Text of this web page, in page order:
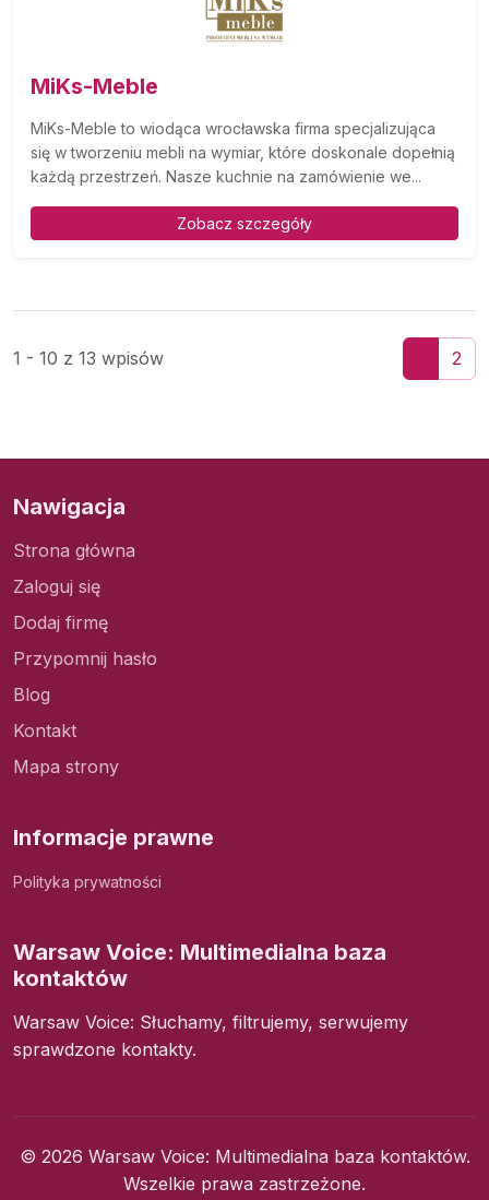
MiKs-Meble
MiKs-Meble to wiodąca wrocławska firma specjalizująca
się w tworzeniu mebli na wymiar, które doskonale dopełnią
każdą przestrzeń. Nasze kuchnie na zamówienie we...
Zobacz szczegóły
1 - 10 z 13 wpisów 2
Nawigacja
Strona główna
Zaloguj się
Dodaj firmę
Przypomnij hasło
Blog
Kontakt
Mapa strony
Informacje prawne
Polityka prywatności
Warsaw Voice: Multimedialna baza
kontaktów
Warsaw Voice: Słuchamy, filtrujemy, serwujemy
sprawdzone kontakty.
© 2026 Warsaw Voice: Multimedialna baza kontaktów.
Wszelkie prawa zastrzeżone.